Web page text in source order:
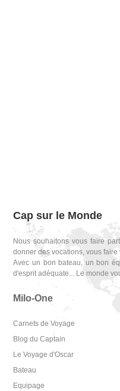
Cap sur le Monde
Nous souhaitons vous faire
donner des vocations, vous faire
Avec un bon bateau, un bon
d'esprit adéquate... Le monde
Milo-One
Carnets de Voyage
Blog du Captain
Le Voyage d'Oscar
Bateau
Equipage